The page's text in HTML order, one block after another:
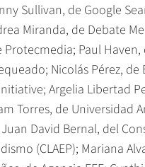
Sullivan, de Google
Miranda, de Debate
Paul Haven,
Nicolás Pérez, de
Argelia Libertad
Torres, de Universidad
David Bernal, del
(CLAEP); Mariana